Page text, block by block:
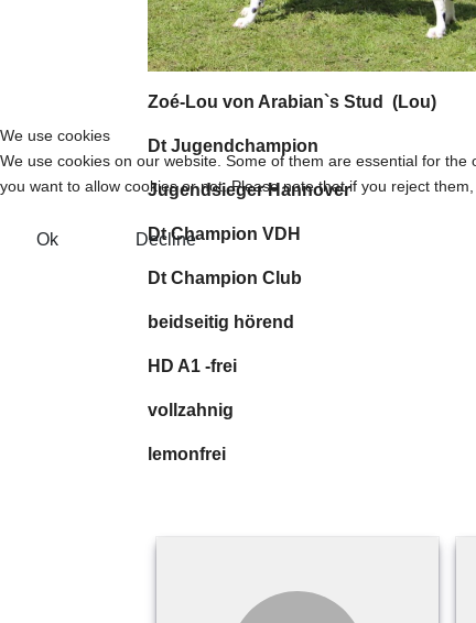
Zoé-Lou von Arabian`s Stud
Dt Jugendchampion
Jugendsieger Hannover
Dt Champion VDH DT
Dt Champion Club
beidseitig hörend
HD A1 -frei HD
vollzahnig
lemonfrei
We use cookies
We use cookies on our website. Some of them are essential for
you want to allow cookies or not. Please note that if you reject
Ok Decline